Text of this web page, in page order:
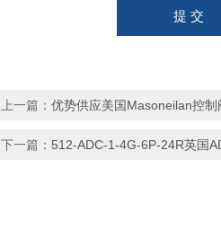
上一篇： 优势供应美国Masoneilan控制
下一篇： 512-ADC-1-4G-6P-24R英国